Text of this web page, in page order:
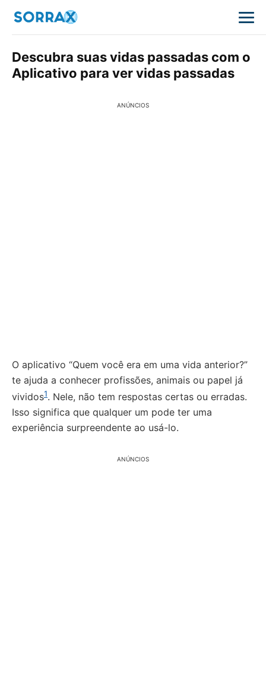
Descubra suas vidas passadas com o
Aplicativo para ver vidas passadas
ANÚNCIOS
O aplicativo “Quem você era em uma vida anterior?”
te ajuda a conhecer profissões, animais ou papel já
vividos1. Nele, não tem respostas certas ou erradas.
Isso significa que qualquer um pode ter uma
experiência surpreendente ao usá-lo.
ANÚNCIOS